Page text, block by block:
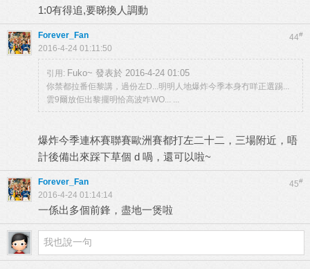
1:0有得追,要睇換人調動
44#
Forever_Fan
2016-4-24 01:11:50
引用: Fuko~ 發表於 2016-4-24 01:05
你禁都拉番佢黎講，過份左D...明明人地爆炸今季本身冇咩正選踢...
雲9爾放佢出黎擺明恰高波咋WO... ...
爆炸今季連杯賽聯賽歐洲賽都打左二十二，三場附近，唔
計後備出來踩下草個 d 喎，還可以啦~
45#
Forever_Fan
2016-4-24 01:14:14
一係出多個前鋒，盡地一煲啦